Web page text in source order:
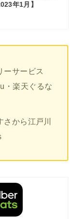
年1月】
ーサービス
・楽天ぐるな
から江戸川